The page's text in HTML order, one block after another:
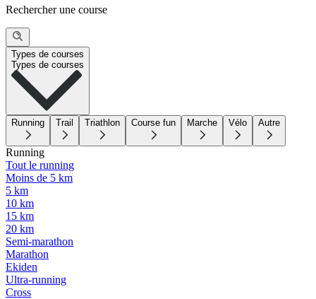
Rechercher une course
Types de courses
Types de courses
Running Trail Triathlon Course fun Marche Vélo Autre
Running
Tout le running
Moins de 5 km
5 km
10 km
15 km
20 km
Semi-marathon
Marathon
Ekiden
Ultra-running
Cross